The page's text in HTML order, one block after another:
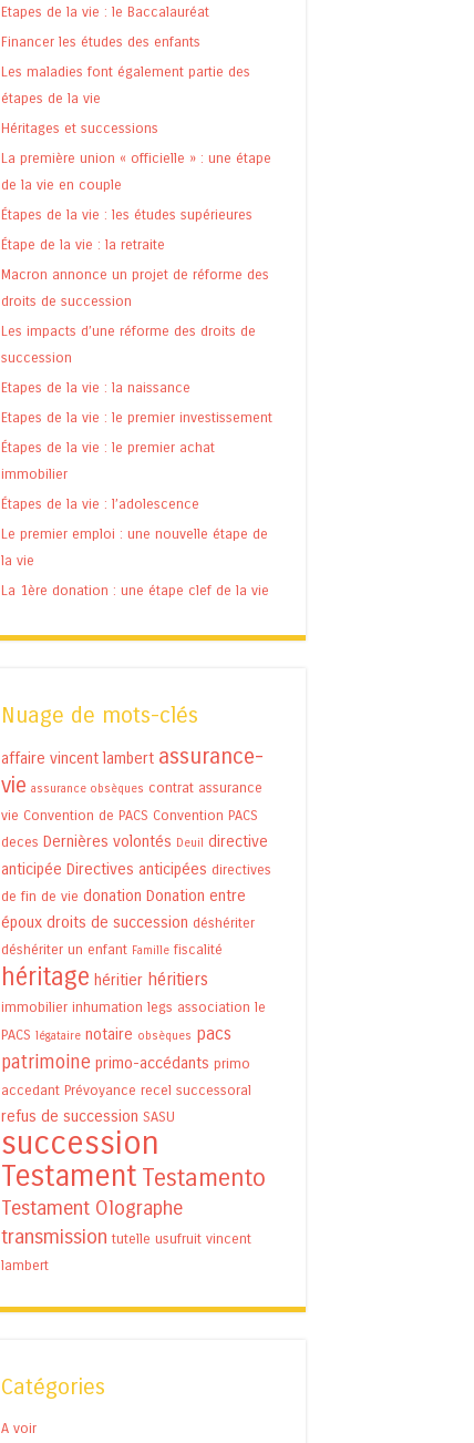
Etapes de la vie : le Baccalauréat
Financer les études des enfants
Les maladies font également partie des
étapes de la vie
Héritages et successions
La première union « officielle » : une étape
de la vie en couple
Étapes de la vie : les études supérieures
Étape de la vie : la retraite
Macron annonce un projet de réforme des
droits de succession
Les impacts d’une réforme des droits de
succession
Etapes de la vie : la naissance
Etapes de la vie : le premier investissement
Étapes de la vie : le premier achat
immobilier
Étapes de la vie : l’adolescence
Le premier emploi : une nouvelle étape de
la vie
La 1ère donation : une étape clef de la vie
Nuage de mots-clés
affaire vincent lambert assurance-
vie assurance obsèques contrat assurance
vie Convention de PACS Convention PACS
deces Dernières volontés Deuil directive
anticipée Directives anticipées directives
de fin de vie donation Donation entre
époux droits de succession déshériter
déshériter un enfant Famille fiscalité
héritage héritier héritiers
immobilier inhumation legs association le
PACS légataire notaire obsèques pacs
patrimoine primo-accédants primo
accedant Prévoyance recel successoral
refus de succession SASU
succession
Testament Testamento
Testament Olographe
transmission tutelle usufruit vincent
lambert
Catégories
A voir